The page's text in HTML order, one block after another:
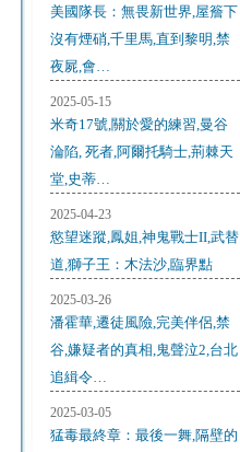
美國隊長：無畏新世界,屋簷下
沒有煙硝,千里馬,直到黎明,禁
夜屍,會…
2025-05-15
米奇17號,關於愛的練習,曼谷
淪陷, 死者,阿爾托騎士,荊棘天
堂,史蒂…
2025-04-23
慾望迷蹤,鳳姐,神鬼戰士II,武替
道,獅子王：木法沙,臨界點
2025-03-26
潘霍華,遷徒風險,完美伴侶,禁
谷,嫌疑者的真相,鬼聲泣2,台北
追緝令…
2025-03-05
猛毒最終章：最後一舞,隔壁的